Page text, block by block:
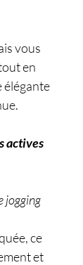
vous
en
élégante
actives
jogging
ce
et